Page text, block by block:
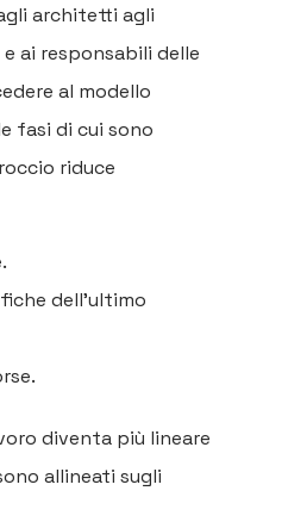
architetti agli
ai responsabili delle
al modello
fasi di cui sono
riduce
dell’ultimo
diventa più lineare
allineati sugli